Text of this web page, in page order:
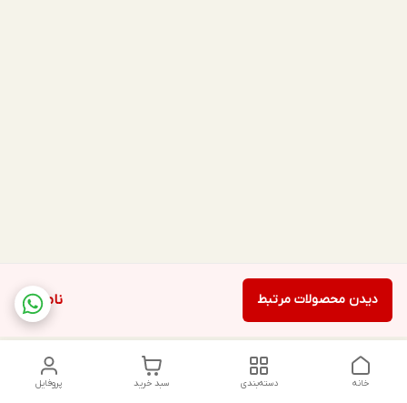
ناموجود دیدن محصولات مرتبط
پروفایل سبد خرید دسته‌بندی خانه